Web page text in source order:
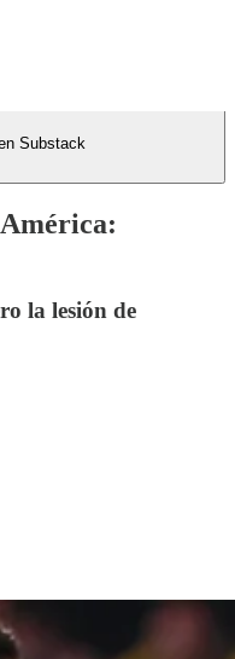
Substack
la lesión de